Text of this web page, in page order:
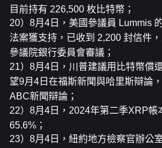
目前持有 226,500 枚比特幣；
20）8月4日，美國參議員 Lummis
法案獲支持，已收到 2,200 封信件
參議院銀行委員會審議；
21）8月4日，川普建議用比特幣償
望9月4日在福斯新聞與哈里斯辯論
ABC新聞辯論；
22）8月4日，2024年第二季XRP帳
65.6%；
23）8月4日，紐約地方檢察官辦公